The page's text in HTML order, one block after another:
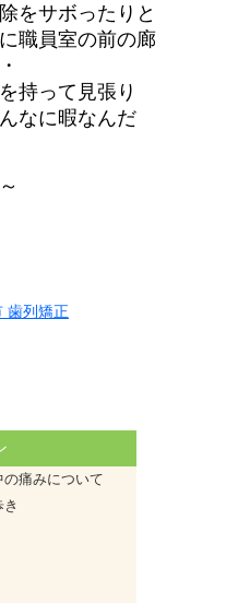
をサボったりと
職員室の前の廊
持って見張り
なに暇なんだ
歯列矯正
痛みについて